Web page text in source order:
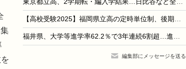
東京都立高、2学期転・編入学結果…日比谷など全日制130人合格
【高校受験2025】福岡県立高の定時単位制、後期入試の志願状況（確定）博多青松1.33倍
福井県、大学等進学率62.2％で3年連続6割超…進路実態調査
編集部にメッセージを送る